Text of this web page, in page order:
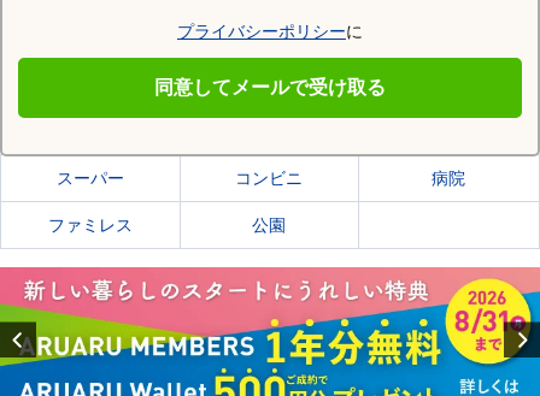
プライバシーポリシーに
同意してメールで受け取る
さいたま市桜区の施設一覧
スーパー コンビニ 病院
ファミレス 公園
Previous